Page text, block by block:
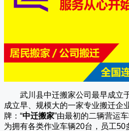
武川县中迁搬家公司 最早成立
成立早、规模大的一家专业搬迁企
牌：“中迁搬家”由最初的二辆营运
为拥有各类作业车辆20台，员工